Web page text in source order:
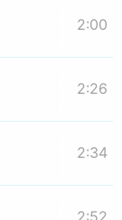
2:00
2:26
2:34